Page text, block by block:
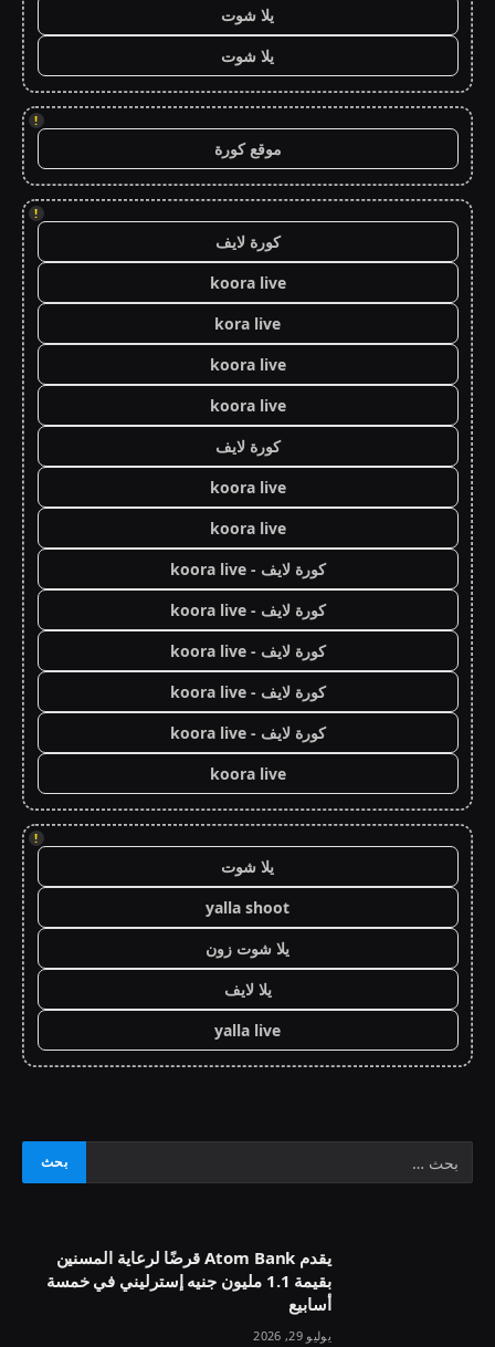
يلا شوت
يلا شوت
!
موقع كورة
!
كورة لايف
koora live
kora live
koora live
koora live
كورة لايف
koora live
koora live
كورة لايف - koora live
كورة لايف - koora live
كورة لايف - koora live
كورة لايف - koora live
كورة لايف - koora live
koora live
!
يلا شوت
yalla shoot
يلا شوت زون
يلا لايف
yalla live
يقدم Atom Bank قرضًا لرعاية المسنين
بقيمة 1.1 مليون جنيه إسترليني في خمسة
أسابيع
يوليو 29, 2026